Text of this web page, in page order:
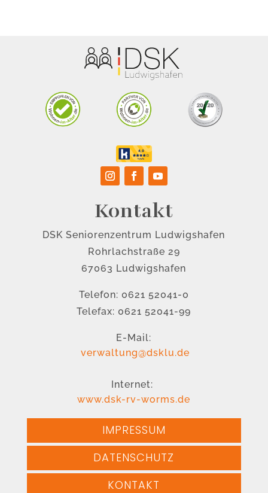
Kontakt
DSK Seniorenzentrum Ludwigshafen
Rohrlachstraße 29
67063 Ludwigshafen
Telefon: 0621 52041-0
Telefax: 0621 52041-99
E-Mail:
verwaltung@dsklu.de
Internet:
www.dsk-rv-worms.de
IMPRESSUM
DATENSCHUTZ
KONTAKT